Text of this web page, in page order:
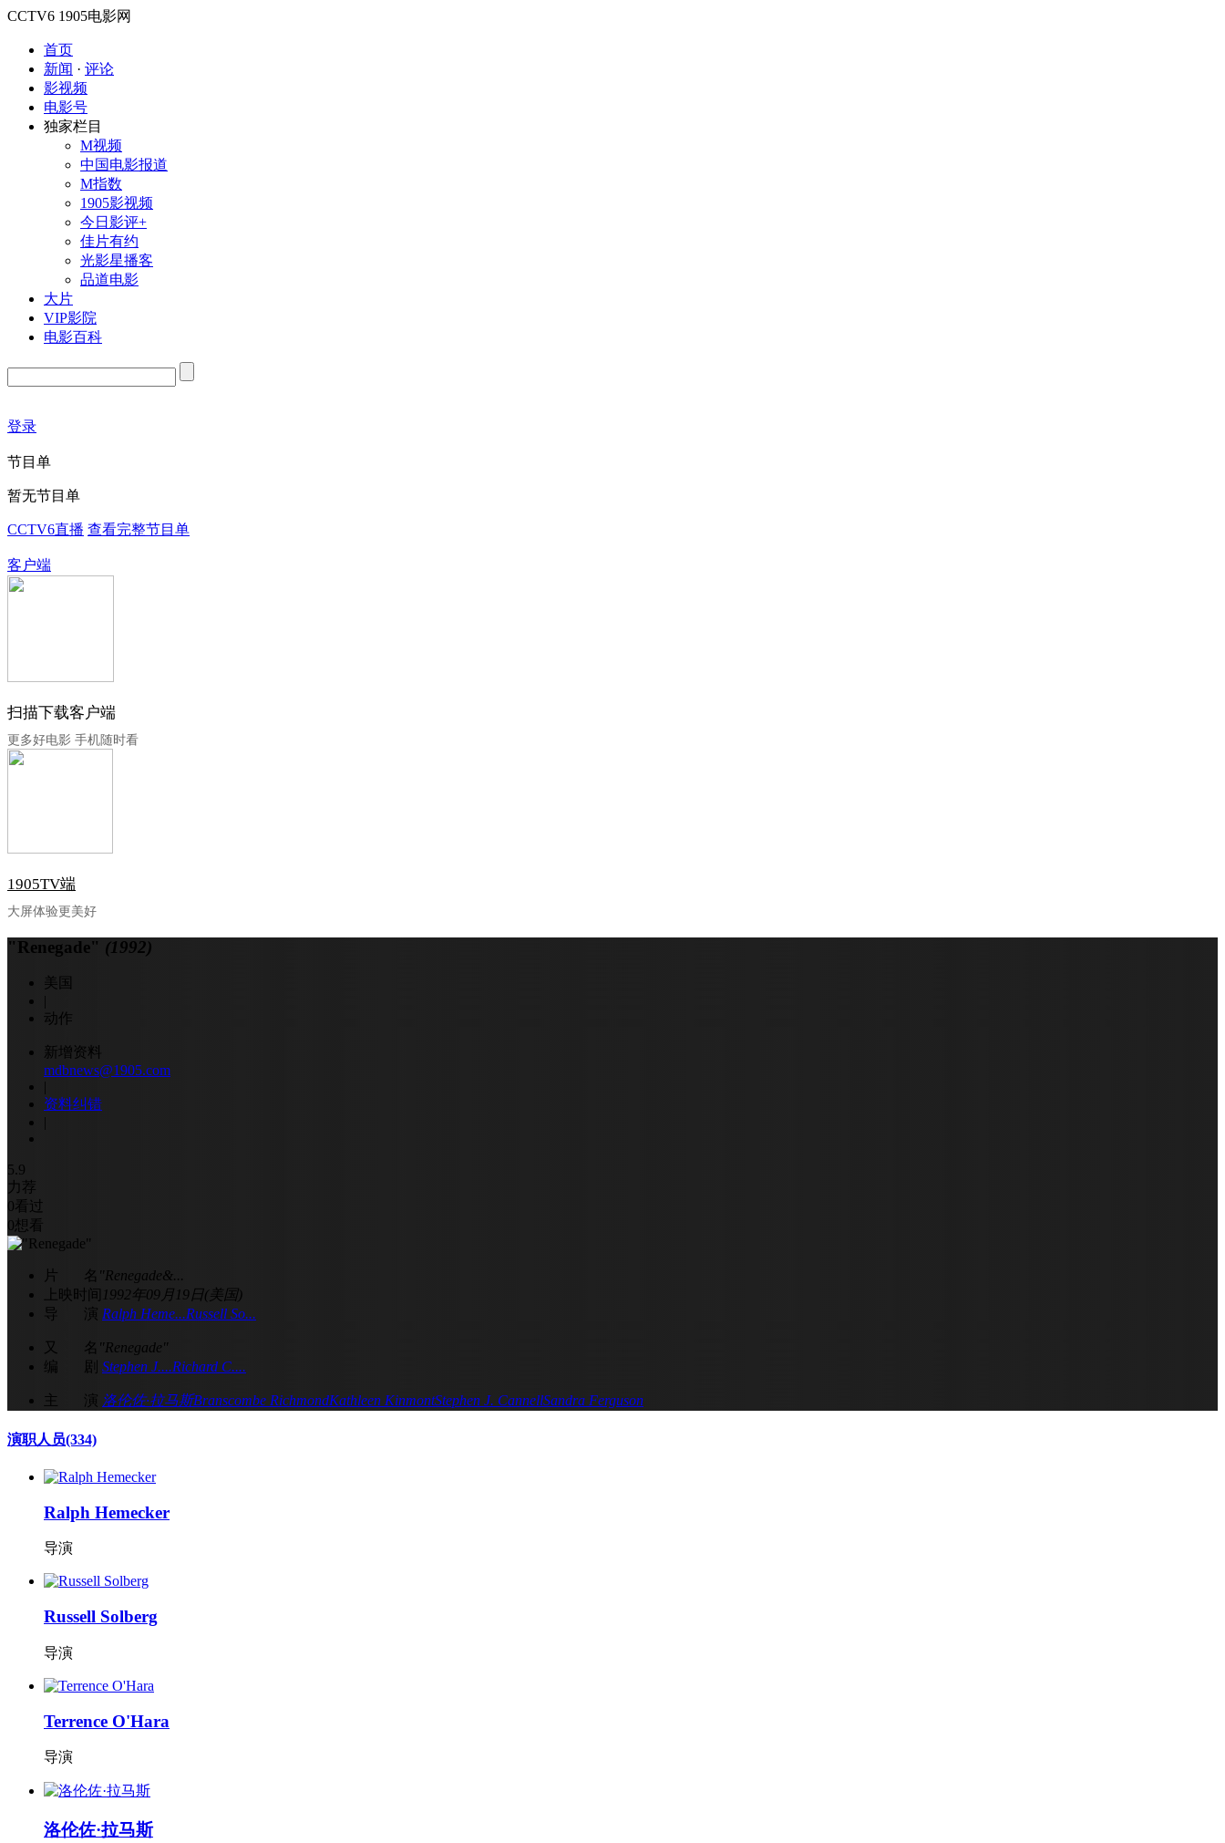
CCTV6 1905电影网
首页
新闻 · 评论
影视频
电影号
独家栏目
M视频
中国电影报道
M指数
1905影视频
今日影评+
佳片有约
光影星播客
品道电影
大片
VIP影院
电影百科
登录
节目单
暂无节目单
CCTV6直播 查看完整节目单
客户端
扫描下载客户端
更多好电影 手机随时看
1905TV端
大屏体验更美好
"Renegade" (1992)
美国
|
动作
新增资料
mdbnews@1905.com
|
资料纠错
|
5.9
力荐
0看过
0想看
片 名 "Renegade&...
上映时间 1992年09月19日(美国)
导 演 Ralph Heme...Russell So...
又 名 "Renegade"
编 剧
Stephen J....Richard C....
主 演 洛伦佐·拉马斯Branscombe RichmondKathleen KinmontStephen J. CannellSandra Ferguson
演职人员(334)
Ralph Hemecker
导演
Russell Solberg
导演
Terrence O'Hara
导演
洛伦佐·拉马斯